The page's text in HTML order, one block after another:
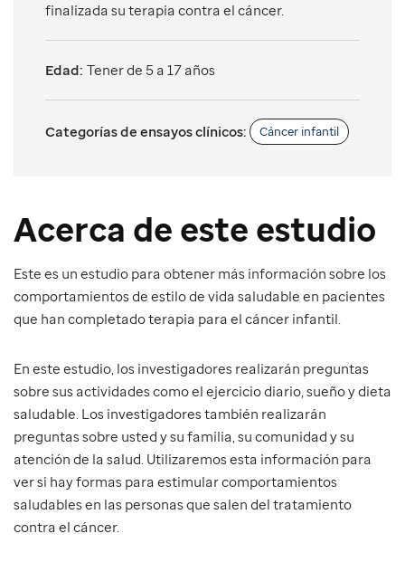
Acerca de este estudio
Este es un estudio para obtener más información sobre los
comportamientos de estilo de vida saludable en pacientes
que han completado terapia para el cáncer infantil.
En este estudio, los investigadores realizarán preguntas
sobre sus actividades como el ejercicio diario, sueño y dieta
saludable. Los investigadores también realizarán
preguntas sobre usted y su familia, su comunidad y su
atención de la salud. Utilizaremos esta información para
ver si hay formas para estimular comportamientos
saludables en las personas que salen del tratamiento
contra el cáncer.
finalizada su terapia contra el cáncer.
Edad: Tener de 5 a 17 años
Categorías de ensayos clínicos: Cáncer infantil